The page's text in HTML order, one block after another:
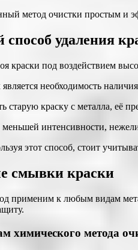
метод очистки простым и
удаления
краски под воздействием
необходимость
старую краску с металла, её
интенсивности,
этот способ, стоит
смывки краски
применим к любым видам
химического метода